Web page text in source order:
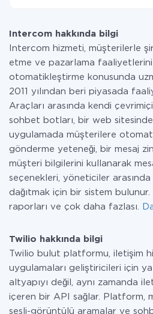
Intercom hakkında bilgi
Intercom hizmeti, müşterilerle
etme ve pazarlama faaliyetlerini
otomatikleştirme konusunda
2011 yılından beri piyasada
Araçları arasında kendi
sohbet botları, bir web
uygulamada müşterilere
gönderme yeteneği, bir mesaj
müşteri bilgilerini kullanarak
seçenekleri, yöneticiler arasında
dağıtmak için bir sistem bulunur.
raporları ve çok daha fazlası.
Twilio hakkında bilgi
Twilio bulut platformu, iletişim
uygulamaları geliştiricileri için
altyapıyı değil, aynı zamanda
içeren bir API sağlar. Platform,
sesli-görüntülü aramalar ve